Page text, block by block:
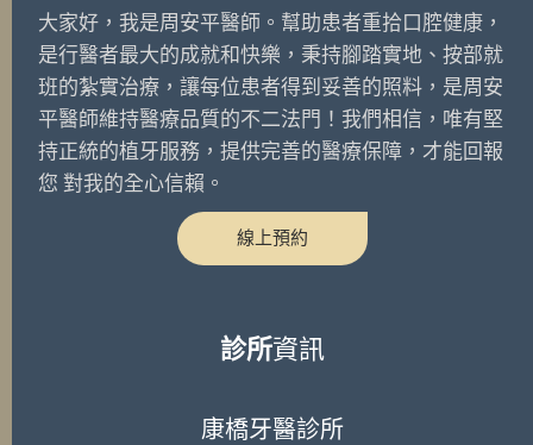
大家好，我是周安平醫師。幫助患者重拾口腔健康，
是行醫者最大的成就和快樂，秉持腳踏實地、按部就
班的紮實治療，讓每位患者得到妥善的照料，是周安
平醫師維持醫療品質的不二法門！我們相信，唯有堅
持正統的植牙服務，提供完善的醫療保障，才能回報
您 對我的全心信賴。
線上預約
診所資訊
康橋牙醫診所